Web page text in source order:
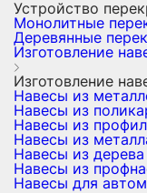
Устройство
Монолитные
Деревянные
Изготовление
Изготовление
Навесы из
Навесы из
Навесы из
Навесы из
Навесы из дерева
Навесы из
Навесы для